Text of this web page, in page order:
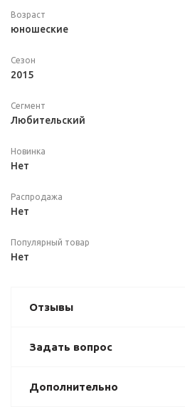
Возраст
юношеские
Сезон
2015
Сегмент
Любительский
Новинка
Нет
Распродажа
Нет
Популярный товар
Нет
Отзывы
Задать вопрос
Дополнительно